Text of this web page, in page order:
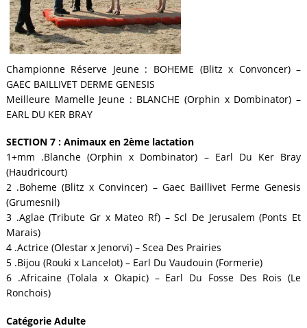
Championne Réserve Jeune : BOHEME (Blitz x Convoncer) –
GAEC BAILLIVET DERME GENESIS
Meilleure Mamelle Jeune : BLANCHE (Orphin x Dombinator) –
EARL DU KER BRAY
SECTION 7 : Animaux en 2ème lactation
1+mm .Blanche (Orphin x Dombinator) – Earl Du Ker Bray
(Haudricourt)
2 .Boheme (Blitz x Convincer) – Gaec Baillivet Ferme Genesis
(Grumesnil)
3 .Aglae (Tribute Gr x Mateo Rf) – Scl De Jerusalem (Ponts Et
Marais)
4 .Actrice (Olestar x Jenorvi) – Scea Des Prairies
5 .Bijou (Rouki x Lancelot) – Earl Du Vaudouin (Formerie)
6 .Africaine (Tolala x Okapic) – Earl Du Fosse Des Rois (Le
Ronchois)
Catégorie Adulte